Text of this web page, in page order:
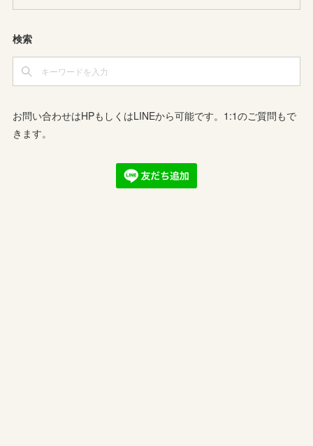
検索
お問い合わせはHPもしくはLINEから可能です。1:1のご質問もで
きます。